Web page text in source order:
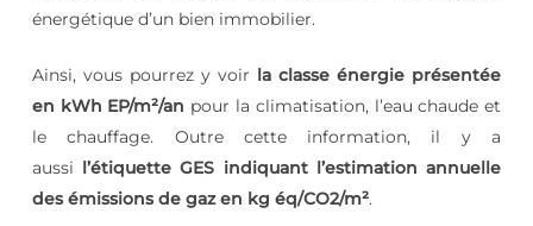
énergétique d’un bien immobilier.
Ainsi, vous pourrez y voir la classe énergie présentée
en kWh EP/m²/an pour la climatisation, l’eau chaude et
le chauffage. Outre cette information, il y a
aussi l’étiquette GES indiquant l’estimation annuelle
des émissions de gaz en kg éq/CO2/m².